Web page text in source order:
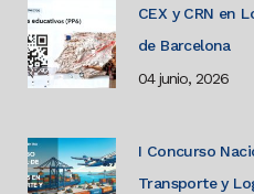
CEX y CRN en
de Barcelona
04 junio, 2026
I Concurso
Transporte y